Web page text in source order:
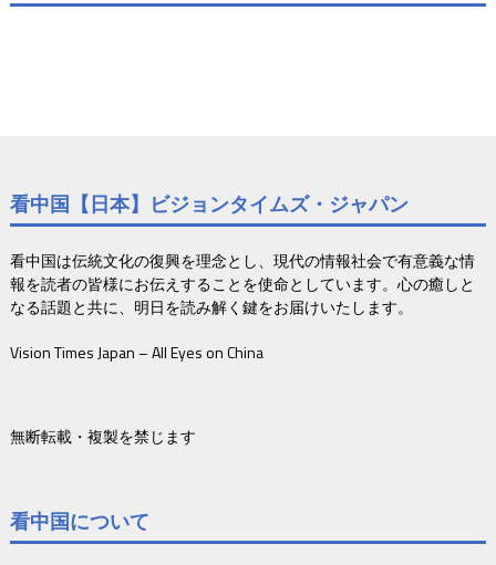
看中国【日本】ビジョンタイムズ・ジャパン
看中国は伝統文化の復興を理念とし、現代の情報社会で有意義な情
報を読者の皆様にお伝えすることを使命としています。心の癒しと
なる話題と共に、明日を読み解く鍵をお届けいたします。
Vision Times Japan – All Eyes on China
無断転載・複製を禁じます
看中国について